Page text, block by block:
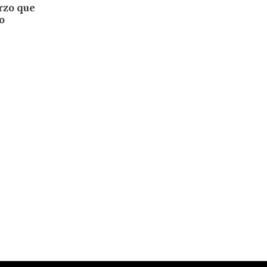
que